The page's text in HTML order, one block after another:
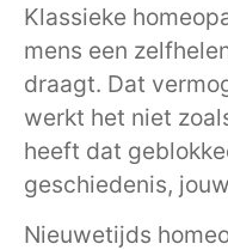
Klassieke
mens een
draagt. Dat
werkt het niet
heeft dat
geschiedenis,
Nieuwetijds